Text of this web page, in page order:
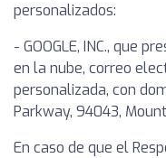
personalizados:
- GOOGLE, INC., que
en la nube, correo
personalizada, con
Parkway, 94043,
En caso de que el